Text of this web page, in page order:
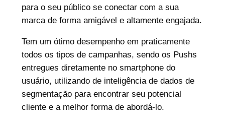
para o seu público se conectar com a sua
marca de forma amigável e altamente engajada.
Tem um ótimo desempenho em praticamente
todos os tipos de campanhas, sendo os Pushs
entregues diretamente no smartphone do
usuário, utilizando de inteligência de dados de
segmentação para encontrar seu potencial
cliente e a melhor forma de abordá-lo.